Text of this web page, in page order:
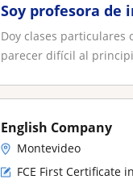
Soy profesora de
Doy clases particulares
parecer difícil al
English Company
Montevideo
FCE First Certificate